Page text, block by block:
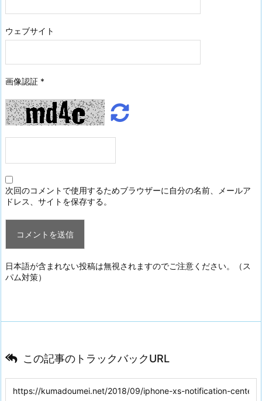
ウェブサイト
画像認証 *
次回のコメントで使用するためブラウザーに自分の名前、メールア
ドレス、サイトを保存する。
日本語が含まれない投稿は無視されますのでご注意ください。（ス
パム対策）
この記事のトラックバックURL